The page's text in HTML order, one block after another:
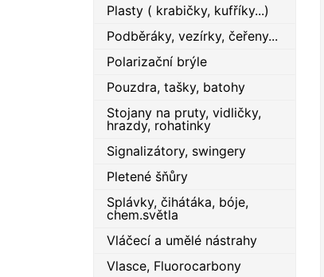
Plasty ( krabičky, kufříky...)
Podběráky, vezírky, čeřeny...
Polarizační brýle
Pouzdra, tašky, batohy
Stojany na pruty, vidličky,
hrazdy, rohatinky
Signalizátory, swingery
Pletené šňůry
Splávky, čihátáka, bóje,
chem.světla
Vláčecí a umělé nástrahy
Vlasce, Fluorocarbony